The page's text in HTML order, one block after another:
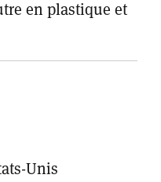
en plastique et
Unis